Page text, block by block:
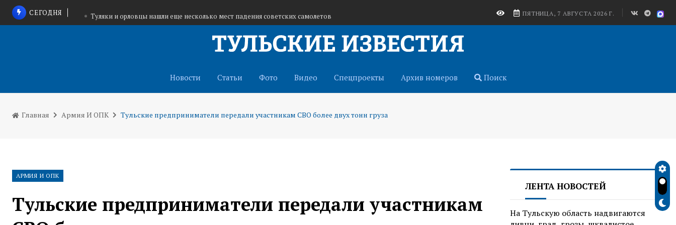
СЕГОДНЯ Туляки и орловцы нашли еще несколько мест падения советских самолетов
На Тульскую область надвигаются ливни, град, грозы, шквалистое усиление ветра
ПЯТНИЦА, 7 АВГУСТА 2026 Г.
Новости Статьи Фото Видео Спецпроекты Архив номеров Поиск
Главная Армия И ОПК Тульские предприниматели передали участникам СВО более двух тонн груза
АРМИЯ И ОПК
Тульские предприниматели передали участникам
ЛЕНТА НОВОСТЕЙ
На Тульскую область надвигаются